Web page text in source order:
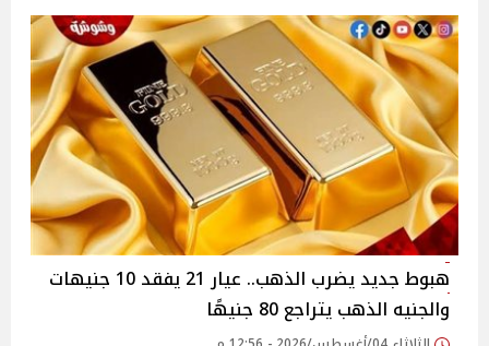
هبوط جديد يضرب الذهب.. عيار 21 يفقد 10 جنيهات
والجنيه الذهب يتراجع 80 جنيهًا